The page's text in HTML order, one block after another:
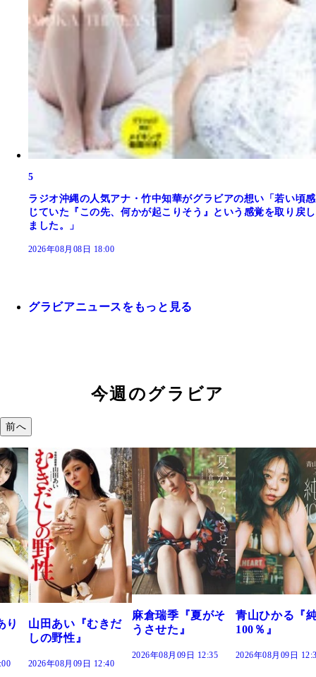
5
ラジオ沖縄の人気アナ・竹中知華がグラビアの想い「若い頃感
じていた『この先、何かが起こりそう』という感覚を取り戻し
ました。」
2026年08月08日 18:00
グラビアニュースをもっと見る
今週のグラビア
前へ
あい『むきだ
野性』
年08月09日 12:40
麻倉瑞季『夏がそ
うさせた』
2026年08月09日 12:35
青山ひかる『純度
2026年08月09日 12:30
溝
つ
で